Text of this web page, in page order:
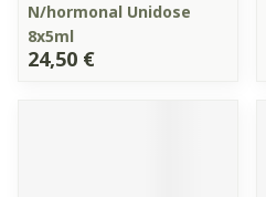
N/hormonal Unidose
8x5ml
24,50 €